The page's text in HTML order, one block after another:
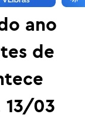
ano
de
13/03